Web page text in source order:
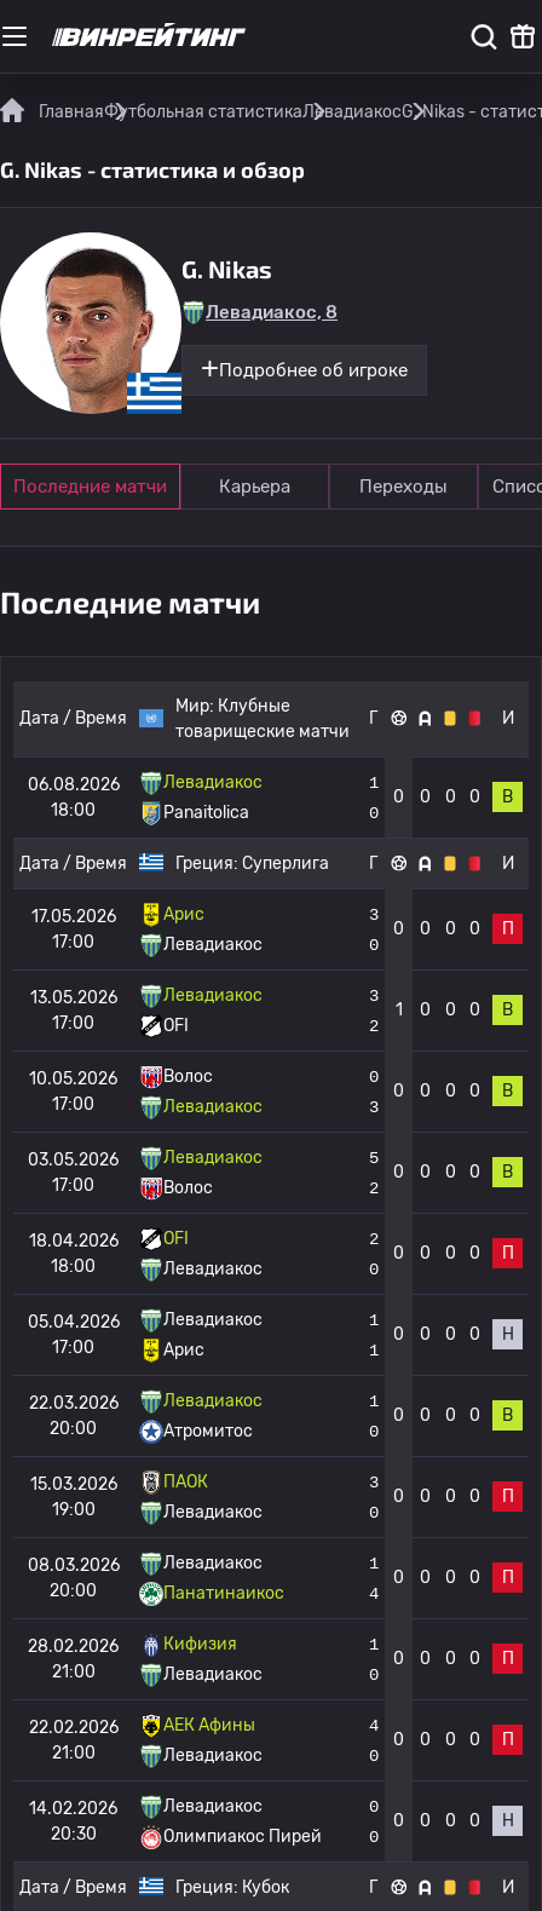
ГлавнаяФутбольная статистикаЛевадиакосG. Nikas -
G. Nikas - статистика и обзор
G. Nikas
Левадиакос, 8
Подробнее об игроке
Последние матчи Карьера Переходы
Последние матчи
Дата / Время
Мир: Клубные
товарищеские матчи
Г И
06.08.2026
18:00
Левадиакос
Panaitolica
1
0
0 0 0 0 В
Дата / Время Греция: Суперлига Г И
17.05.2026
17:00
Арис
Левадиакос
3
0
0 0 0 0 П
13.05.2026
17:00
Левадиакос
OFI
3
2
1 0 0 0 В
10.05.2026
17:00
Волос
Левадиакос
0
3
0 0 0 0 В
03.05.2026
17:00
Левадиакос
Волос
5
2
0 0 0 0 В
18.04.2026
18:00
OFI
Левадиакос
2
0
0 0 0 0 П
05.04.2026
17:00
Левадиакос
Арис
1
1
0 0 0 0 Н
22.03.2026
20:00
Левадиакос
Атромитос
1
0
0 0 0 0 В
15.03.2026
19:00
ПАОК
Левадиакос
3
0
0 0 0 0 П
08.03.2026
20:00
Левадиакос
Панатинаикос
1
4
0 0 0 0 П
28.02.2026
21:00
Кифизия
Левадиакос
1
0
0 0 0 0 П
22.02.2026
21:00
АЕК Афины
Левадиакос
4
0
0 0 0 0 П
14.02.2026
20:30
Левадиакос
Олимпиакос Пирей
0
0
0 0 0 0 Н
Дата / Время Греция: Кубок Г И